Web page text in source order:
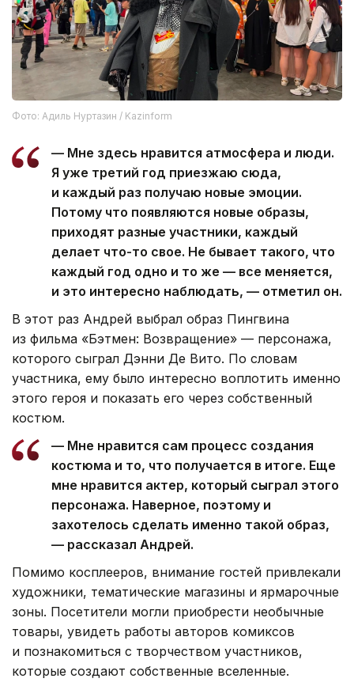
Фото: Адиль Нуртазин / Kazinform
— Мне здесь нравится атмосфера и люди.
Я уже третий год приезжаю сюда,
и каждый раз получаю новые эмоции.
Потому что появляются новые образы,
приходят разные участники, каждый
делает что-то свое. Не бывает такого, что
каждый год одно и то же — все меняется,
и это интересно наблюдать, — отметил он.
В этот раз Андрей выбрал образ Пингвина
из фильма «Бэтмен: Возвращение» — персонажа,
которого сыграл Дэнни Де Вито. По словам
участника, ему было интересно воплотить именно
этого героя и показать его через собственный
костюм.
— Мне нравится сам процесс создания
костюма и то, что получается в итоге. Еще
мне нравится актер, который сыграл этого
персонажа. Наверное, поэтому и
захотелось сделать именно такой образ,
— рассказал Андрей.
Помимо косплееров, внимание гостей привлекали
художники, тематические магазины и ярмарочные
зоны. Посетители могли приобрести необычные
товары, увидеть работы авторов комиксов
и познакомиться с творчеством участников,
которые создают собственные вселенные.